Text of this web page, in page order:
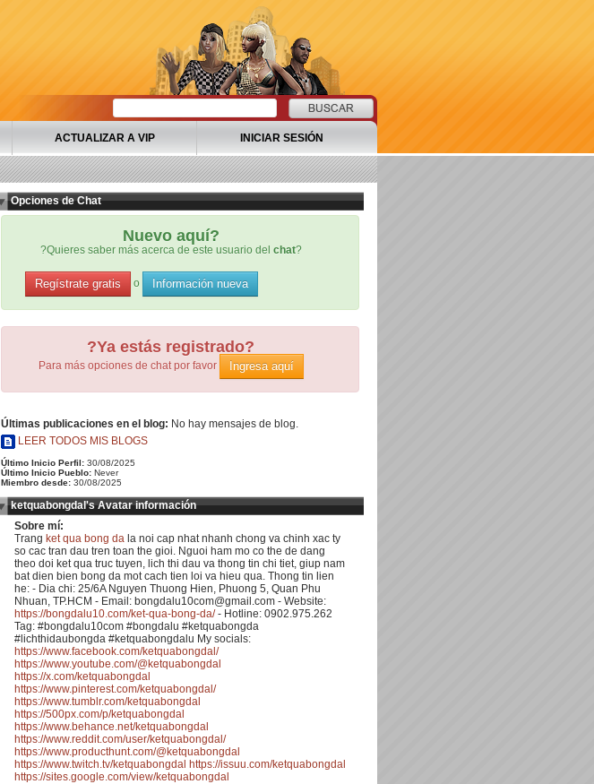
ACTUALIZAR A VIP INICIAR SESIÓN
Opciones de Chat
Nuevo aquí?
?Quieres saber más acerca de este usuario del chat?
Regístrate gratis o Información nueva
?Ya estás registrado?
Para más opciones de chat por favor Ingresa aquí
Últimas publicaciones en el blog: No hay mensajes de blog.
LEER TODOS MIS BLOGS
Último Inicio Perfil: 30/08/2025
Último Inicio Pueblo: Never
Miembro desde: 30/08/2025
ketquabongdal's Avatar información
Sobre mí:
Trang ket qua bong da la noi cap nhat nhanh chong va chinh xac ty
so cac tran dau tren toan the gioi. Nguoi ham mo co the de dang
theo doi ket qua truc tuyen, lich thi dau va thong tin chi tiet, giup nam
bat dien bien bong da mot cach tien loi va hieu qua. Thong tin lien
he: - Dia chi: 25/6A Nguyen Thuong Hien, Phuong 5, Quan Phu
Nhuan, TP.HCM - Email: bongdalu10com@gmail.com - Website:
https://bongdalu10.com/ket-qua-bong-da/- Hotline: 0902.975.262
Tag: #bongdalu10com #bongdalu #ketquabongda
#lichthidaubongda #ketquabongdalu My socials:
https://www.facebook.com/ketquabongdal/
https://www.youtube.com/@ketquabongdal
https://x.com/ketquabongdal
https://www.pinterest.com/ketquabongdal/
https://www.tumblr.com/ketquabongdal
https://500px.com/p/ketquabongdal
https://www.behance.net/ketquabongdal
https://www.reddit.com/user/ketquabongdal/
https://www.producthunt.com/@ketquabongdal
https://www.twitch.tv/ketquabongdal https://issuu.com/ketquabongdal
https://sites.google.com/view/ketquabongdal